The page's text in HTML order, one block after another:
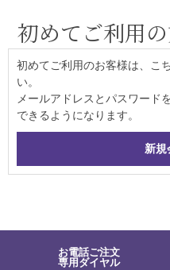
初めてご利用
初めてご利用のお客様は、こ
い。
メールアドレスとパスワード
できるようになります。
お電話ご注文
専用ダイヤル